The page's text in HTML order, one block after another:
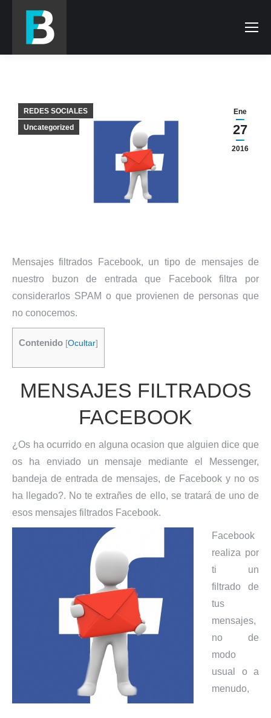
Ene
27
2016
REDES SOCIALES
Uncategorized
Mensajes filtrados Facebook, un tipo de mensajes de
nuestro buzon de entrada que Facebook filtra por
considerarlos SPAM o que provienen de personas que
no conocemos.
Contenido [Ocultar]
MENSAJES FILTRADOS
FACEBOOK
¿Os ha ocurrido en alguna ocasion que alguien dice que
os ha enviado un mensaje mediante el Messenger,
bandeja de entrada de mensajes, de Facebook y no os
ha llegado?. No te extrañes de ello, se tratará de uno de
esos mensajes filtrados Facebook.
Facebook
realiza por
ti un
filtrado de
tus
mensajes,
no de
modo
usual o a
menudo,